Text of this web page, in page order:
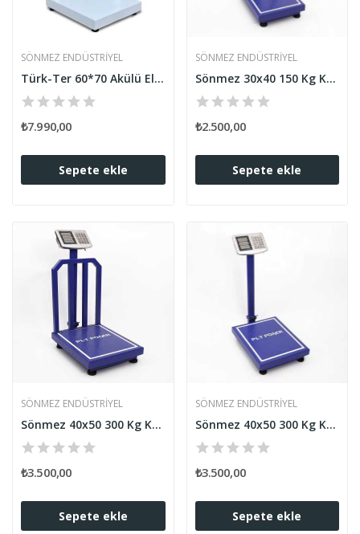
SÖNMEZ ENDÜSTRIYEL
Türk-Ter 60*70 Akülü Elektronik Baskül 500 kg...
₺7.990,00
Sepete ekle
SÖNMEZ ENDÜSTRIYEL
Sönmez 30x40 150 Kg Kapasiteli Korumalı...
₺2.500,00
Sepete ekle
SÖNMEZ ENDÜSTRIYEL
Sönmez 40x50 300 Kg Kapasiteli Korumalı Baskül...
₺3.500,00
Sepete ekle
SÖNMEZ ENDÜSTRIYEL
Sönmez 40x50 300 Kg Kapasiteli Elektronik Baskül
₺3.500,00
Sepete ekle